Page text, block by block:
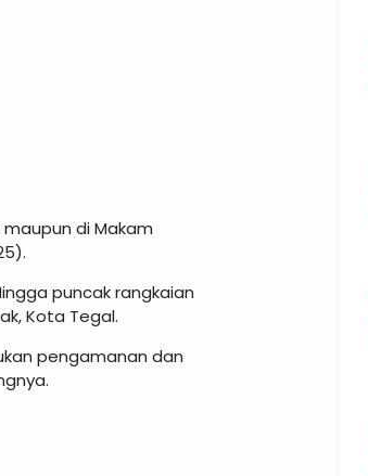
di Makam
puncak rangkaian
Kota Tegal.
pengamanan dan